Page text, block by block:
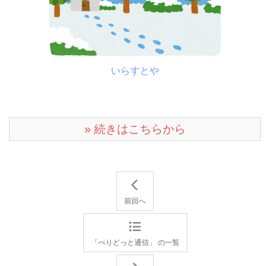
いらすとや
» 続きはこちらから
前回へ
「ぺりどっと通信」 の一覧